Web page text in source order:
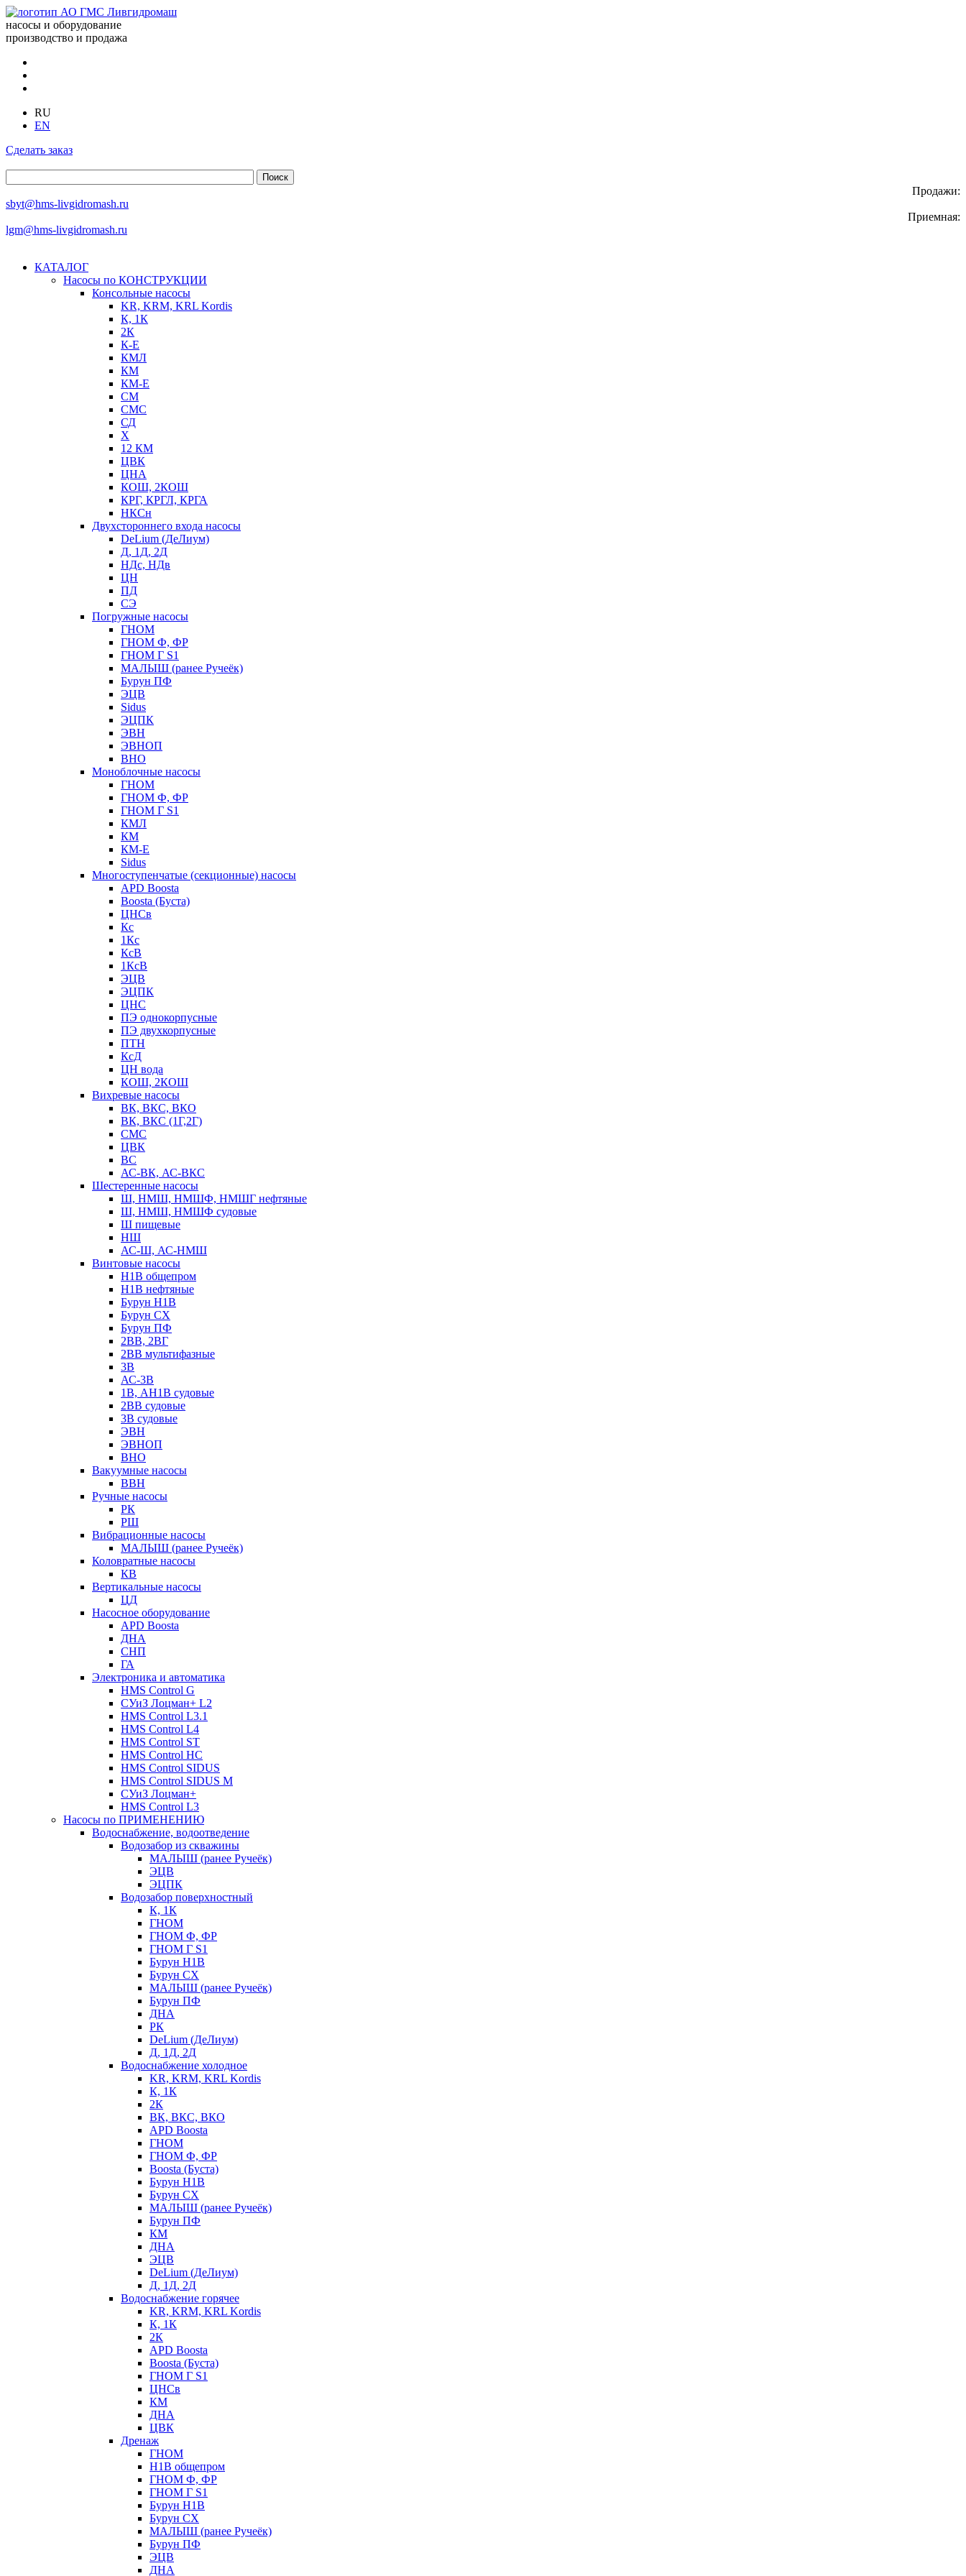
насосы и оборудование
производство и продажа
RU
EN
Сделать заказ
Продажи:
sbyt@hms-livgidromash.ru
Приемная:
lgm@hms-livgidromash.ru
КАТАЛОГ
Насосы по КОНСТРУКЦИИ
Консольные насосы
KR, KRM, KRL Kordis
К, 1К
2К
К-Е
КМЛ
КМ
КМ-Е
СМ
СМС
СД
Х
12 КМ
ЦВК
ЦНА
КОШ, 2КОШ
КРГ, КРГЛ, КРГА
НКСн
Двухстороннего входа насосы
DeLium (ДеЛиум)
Д, 1Д, 2Д
НДс, НДв
ЦН
ПД
СЭ
Погружные насосы
ГНОМ
ГНОМ Ф, ФР
ГНОМ Г S1
МАЛЫШ (ранее Ручеёк)
Бурун ПФ
ЭЦВ
Sidus
ЭЦПК
ЭВН
ЭВНОП
ВНО
Моноблочные насосы
ГНОМ
ГНОМ Ф, ФР
ГНОМ Г S1
КМЛ
КМ
КМ-Е
Sidus
Многоступенчатые (секционные) насосы
APD Boosta
Boosta (Буста)
ЦНСв
Кс
1Кс
КсВ
1КсВ
ЭЦВ
ЭЦПК
ЦНС
ПЭ однокорпусные
ПЭ двухкорпусные
ПТН
КсД
ЦН вода
КОШ, 2КОШ
Вихревые насосы
ВК, ВКС, ВКО
ВК, ВКС (1Г,2Г)
СМС
ЦВК
ВС
АС-ВК, АС-ВКС
Шестеренные насосы
Ш, НМШ, НМШФ, НМШГ нефтяные
Ш, НМШ, НМШФ судовые
Ш пищевые
НШ
АС-Ш, АС-НМШ
Винтовые насосы
Н1В общепром
Н1В нефтяные
Бурун Н1В
Бурун СХ
Бурун ПФ
2ВВ, 2ВГ
2ВВ мультифазные
3В
АС-3В
1В, АН1В судовые
2ВВ судовые
3В судовые
ЭВН
ЭВНОП
ВНО
Вакуумные насосы
ВВН
Ручные насосы
РК
РШ
Вибрационные насосы
МАЛЫШ (ранее Ручеёк)
Коловратные насосы
КВ
Вертикальные насосы
ЦД
Насосное оборудование
APD Boosta
ДНА
СНП
ГА
Электроника и автоматика
HMS Control G
СУиЗ Лоцман+ L2
HMS Control L3.1
HMS Control L4
HMS Control ST
HMS Control HC
HMS Control SIDUS
HMS Control SIDUS M
СУиЗ Лоцман+
HMS Control L3
Насосы по ПРИМЕНЕНИЮ
Водоснабжение, водоотведение
Водозабор из скважины
МАЛЫШ (ранее Ручеёк)
ЭЦВ
ЭЦПК
Водозабор поверхностный
К, 1К
ГНОМ
ГНОМ Ф, ФР
ГНОМ Г S1
Бурун Н1В
Бурун СХ
МАЛЫШ (ранее Ручеёк)
Бурун ПФ
ДНА
РК
DeLium (ДеЛиум)
Д, 1Д, 2Д
Водоснабжение холодное
KR, KRM, KRL Kordis
К, 1К
2К
ВК, ВКС, ВКО
APD Boosta
ГНОМ
ГНОМ Ф, ФР
Boosta (Буста)
Бурун Н1В
Бурун СХ
МАЛЫШ (ранее Ручеёк)
Бурун ПФ
КМ
ДНА
ЭЦВ
DeLium (ДеЛиум)
Д, 1Д, 2Д
Водоснабжение горячее
KR, KRM, KRL Kordis
К, 1К
2К
APD Boosta
Boosta (Буста)
ГНОМ Г S1
ЦНСв
КМ
ДНА
ЦВК
Дренаж
ГНОМ
Н1В общепром
ГНОМ Ф, ФР
ГНОМ Г S1
Бурун Н1В
Бурун СХ
МАЛЫШ (ранее Ручеёк)
Бурун ПФ
ЭЦВ
ДНА